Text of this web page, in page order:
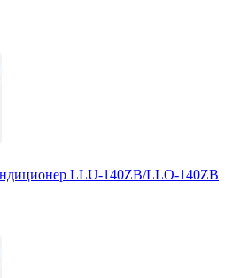
LLU-140ZB/LLO-140ZB